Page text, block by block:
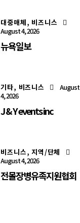
대중매체, 비즈니스
August 4, 2026
뉴욕일보
기타, 비즈니스
August
4, 2026
J & Y events inc
비즈니스,지역/단체
August 4, 2026
전몰장병유족지원협회